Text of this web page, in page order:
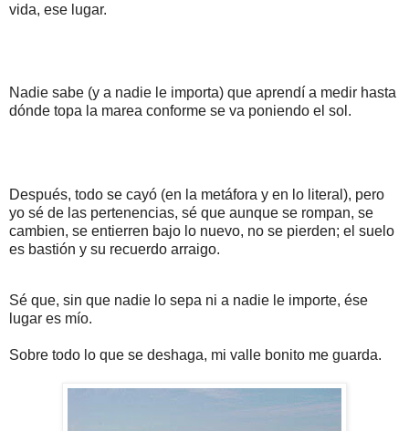
vida, ese lugar.
Nadie sabe (y a nadie le importa) que aprendí a medir hasta
dónde topa la marea conforme se va poniendo el sol.
Después, todo se cayó (en la metáfora y en lo literal), pero
yo sé de las pertenencias, sé que aunque se rompan, se
cambien, se entierren bajo lo nuevo, no se pierden; el suelo
es bastión y su recuerdo arraigo.
Sé que, sin que nadie lo sepa ni a nadie le importe, ése
lugar es mío.
Sobre todo lo que se deshaga, mi valle bonito me guarda.